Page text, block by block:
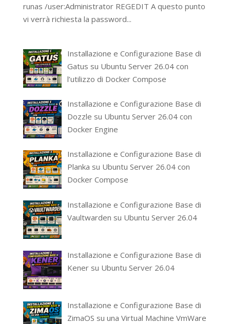
runas /user:Administrator REGEDIT A questo punto
vi verrà richiesta la password...
Installazione e Configurazione Base di
Gatus su Ubuntu Server 26.04 con
l’utilizzo di Docker Compose
Installazione e Configurazione Base di
Dozzle su Ubuntu Server 26.04 con
Docker Engine
Installazione e Configurazione Base di
Planka su Ubuntu Server 26.04 con
Docker Compose
Installazione e Configurazione Base di
Vaultwarden su Ubuntu Server 26.04
Installazione e Configurazione Base di
Kener su Ubuntu Server 26.04
Installazione e Configurazione Base di
ZimaOS su una Virtual Machine VmWare